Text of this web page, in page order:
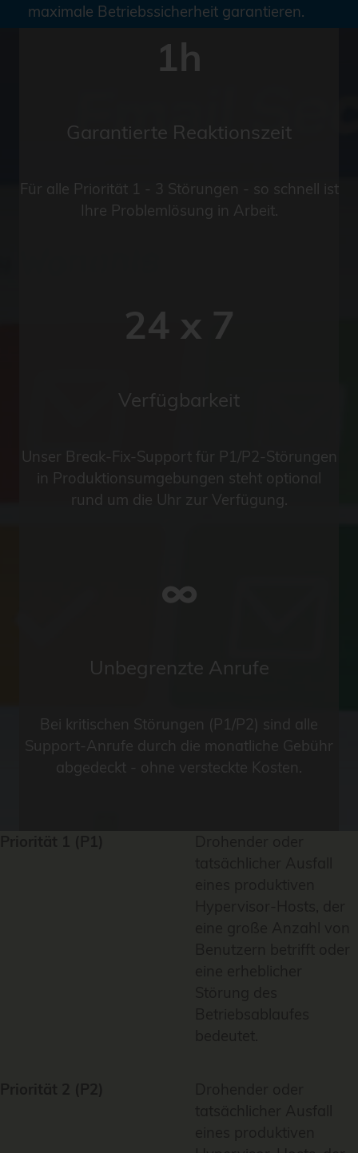
maximale Betriebssicherheit garantieren.
1h
Garantierte Reaktionszeit
Für alle Priorität 1 - 3 Störungen - so schnell ist
Ihre Problemlösung in Arbeit.
24 x 7
Verfügbarkeit
Unser Break-Fix-Support für P1/P2-Störungen
in Produktionsumgebungen steht optional
rund um die Uhr zur Verfügung.
∞
Unbegrenzte Anrufe
Bei kritischen Störungen (P1/P2) sind alle
Support-Anrufe durch die monatliche Gebühr
abgedeckt - ohne versteckte Kosten.